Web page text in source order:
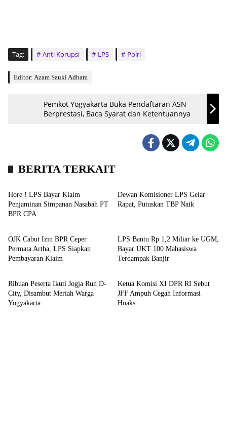
Tag: Anti Korupsi LPS Polri
Editor: Azam Sauki Adham
Pemkot Yogyakarta Buka Pendaftaran ASN
Berprestasi, Baca Syarat dan Ketentuannya
BERITA TERKAIT
Nasional
Hore ! LPS Bayar Klaim
Penjaminan Simpanan Nasabah PT
BPR CPA
Dewan Komisioner LPS Gelar
Rapat, Putuskan TBP Naik
Nasional
OJK Cabut Izin BPR Ceper
Permata Artha, LPS Siapkan
Pembayaran Klaim
LPS Bantu Rp 1,2 Miliar ke UGM,
Bayar UKT 100 Mahasiswa
Terdampak Banjir
Sport
Ribuan Peserta Ikuti Jogja Run D-
City, Disambut Meriah Warga
Yogyakarta
Bisnis
Ketua Komisi XI DPR RI Sebut
JFF Ampuh Cegah Informasi
Hoaks